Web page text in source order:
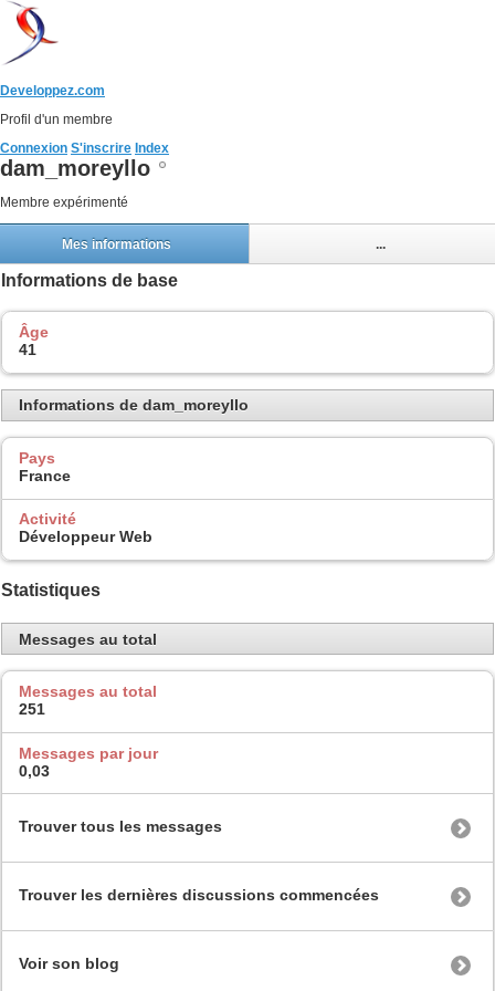
Developpez.com
Profil d'un membre
Connexion S'inscrire Index
dam_moreyllo
Membre expérimenté
Mes informations ...
Informations de base
Âge
41
Informations de dam_moreyllo
Pays
France
Activité
Développeur Web
Statistiques
Messages au total
Messages au total
251
Messages par jour
0,03
Trouver tous les messages
Trouver les dernières discussions commencées
Voir son blog